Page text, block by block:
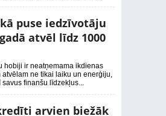
puse iedzīvotāju
atvēl līdz 1000
hobiji ir neatņemama ikdienas
atvēlam ne tikai laiku un enerģiju,
finanšu līdzekļus...
arvien biežāk